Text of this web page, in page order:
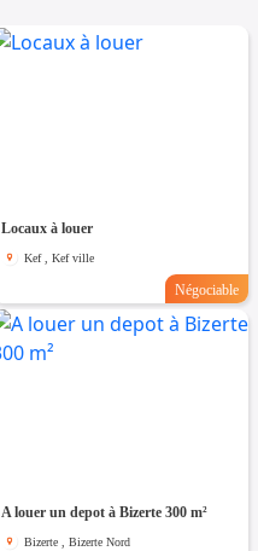
Locaux à louer
Kef , Kef ville
Négociable
A louer un depot à Bizerte 300 m²
Bizerte , Bizerte Nord